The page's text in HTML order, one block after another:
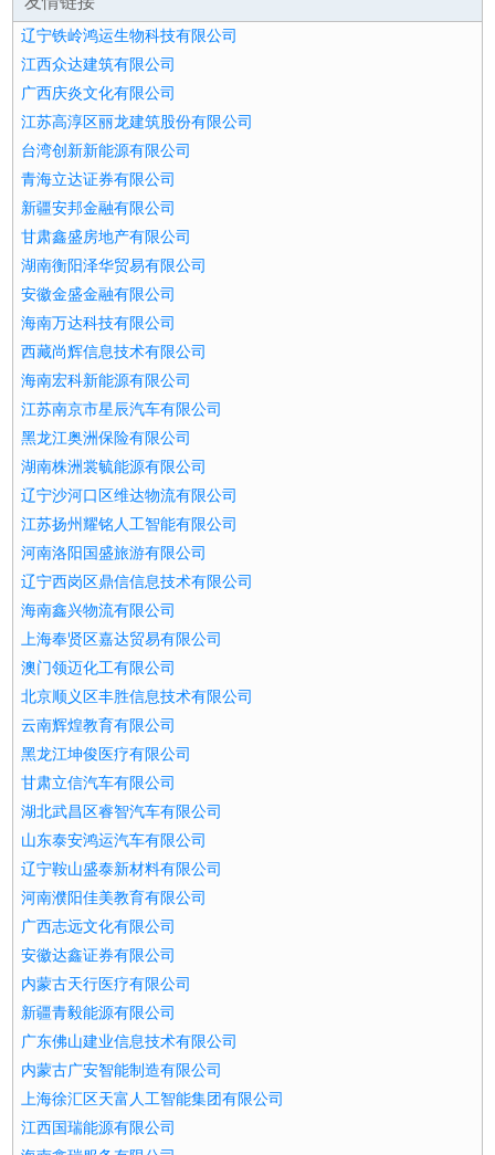
辽宁铁岭鸿运生物科技有限公司
江西众达建筑有限公司
广西庆炎文化有限公司
江苏高淳区丽龙建筑股份有限公司
台湾创新新能源有限公司
青海立达证券有限公司
新疆安邦金融有限公司
甘肃鑫盛房地产有限公司
湖南衡阳泽华贸易有限公司
安徽金盛金融有限公司
海南万达科技有限公司
西藏尚辉信息技术有限公司
海南宏科新能源有限公司
江苏南京市星辰汽车有限公司
黑龙江奥洲保险有限公司
湖南株洲裳毓能源有限公司
辽宁沙河口区维达物流有限公司
江苏扬州耀铭人工智能有限公司
河南洛阳国盛旅游有限公司
辽宁西岗区鼎信信息技术有限公司
海南鑫兴物流有限公司
上海奉贤区嘉达贸易有限公司
澳门领迈化工有限公司
北京顺义区丰胜信息技术有限公司
云南辉煌教育有限公司
黑龙江坤俊医疗有限公司
甘肃立信汽车有限公司
湖北武昌区睿智汽车有限公司
山东泰安鸿运汽车有限公司
辽宁鞍山盛泰新材料有限公司
河南濮阳佳美教育有限公司
广西志远文化有限公司
安徽达鑫证券有限公司
内蒙古天行医疗有限公司
新疆青毅能源有限公司
广东佛山建业信息技术有限公司
内蒙古广安智能制造有限公司
上海徐汇区天富人工智能集团有限公司
江西国瑞能源有限公司